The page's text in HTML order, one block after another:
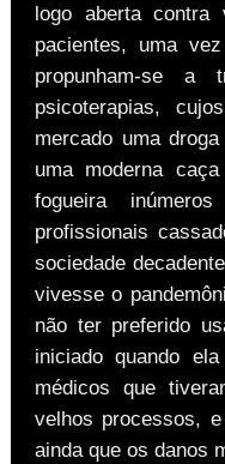
logo aberta contra
pacientes, uma
propunham-se
psicoterapias,
mercado uma
uma moderna
fogueira
profissionais
sociedade
vivesse o
não ter preferido
iniciado quando
médicos que
velhos processos,
ainda que os danos